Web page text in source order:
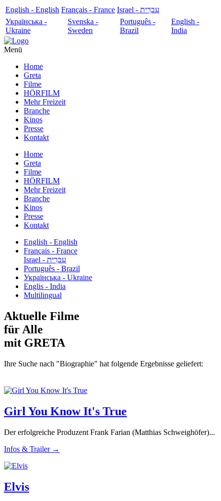
English - English Français - France
עִבְרִית - Israel
Українська -
Ukraine
Svenska -
Sweden
Português -
Brazil
English -
India
Menü
Home
Greta
Filme
HÖRFILM
Mehr Freizeit
Branche
Kinos
Presse
Kontakt
Home
Greta
Filme
HÖRFILM
Mehr Freizeit
Branche
Kinos
Presse
Kontakt
English - English
Français - France
עִבְרִית - Israel
Português - Brazil
Українська - Ukraine
Englis - India
Multilingual
Aktuelle Filme
für Alle
mit GRETA
Ihre Suche nach "Biographie" hat folgende Ergebnisse geliefert:
Girl You Know It's True
Der erfolgreiche Produzent Frank Farian (Matthias Schweighöfer)...
Infos & Trailer →
Elvis